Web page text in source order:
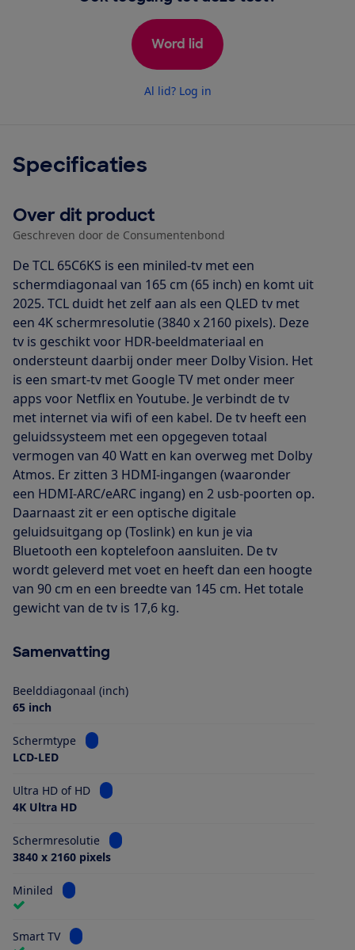
Word lid
Al lid? Log in
Specificaties
Over dit product
Geschreven door de Consumentenbond
De TCL 65C6KS is een miniled-tv met een
schermdiagonaal van 165 cm (65 inch) en komt uit
2025. TCL duidt het zelf aan als een QLED tv met
een 4K schermresolutie (3840 x 2160 pixels). Deze
tv is geschikt voor HDR-beeldmateriaal en
ondersteunt daarbij onder meer Dolby Vision. Het
is een smart-tv met Google TV met onder meer
apps voor Netflix en Youtube. Je verbindt de tv
met internet via wifi of een kabel. De tv heeft een
geluidssysteem met een opgegeven totaal
vermogen van 40 Watt en kan overweg met Dolby
Atmos. Er zitten 3 HDMI-ingangen (waaronder
een HDMI-ARC/eARC ingang) en 2 usb-poorten op.
Daarnaast zit er een optische digitale
geluidsuitgang op (Toslink) en kun je via
Bluetooth een koptelefoon aansluiten. De tv
wordt geleverd met voet en heeft dan een hoogte
van 90 cm en een breedte van 145 cm. Het totale
gewicht van de tv is 17,6 kg.
Samenvatting
Beelddiagonaal (inch)
65 inch
Schermtype
Bekijk informatie voor Schermtype
LCD-LED
Ultra HD of HD
Bekijk informatie voor Ultra HD of HD
4K Ultra HD
Schermresolutie
Bekijk informatie voor Schermresolutie
3840 x 2160 pixels
Miniled Bekijk informatie voor Miniled
Smart TV Bekijk informatie voor Smart TV